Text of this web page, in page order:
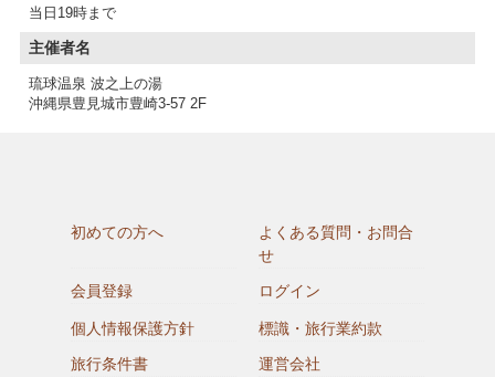
当日19時まで
主催者名
琉球温泉 波之上の湯
沖縄県豊見城市豊崎3-57 2F
初めての方へ
よくある質問・お問合
せ
会員登録
ログイン
個人情報保護方針
標識・旅行業約款
旅行条件書
運営会社